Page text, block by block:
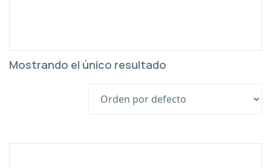
Mostrando el único resultado